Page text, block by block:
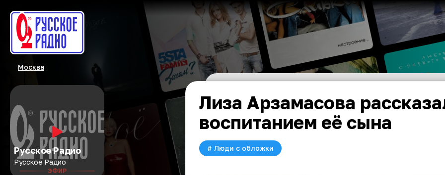
Москва
Русское Радио
Русское Радио
ЭФИР
Лиза Арзамасова
воспитанием её сына
# Люди с обложки